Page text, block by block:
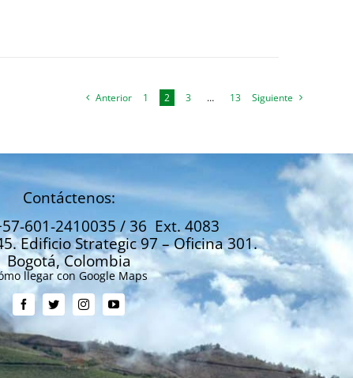
Anterior 1 2 3 … 13 Siguiente
Contáctenos:
601-2410035 / 36 Ext. 4083
Edificio Strategic 97 – Oficina 301.
Bogotá, Colombia
llegar con Google Maps